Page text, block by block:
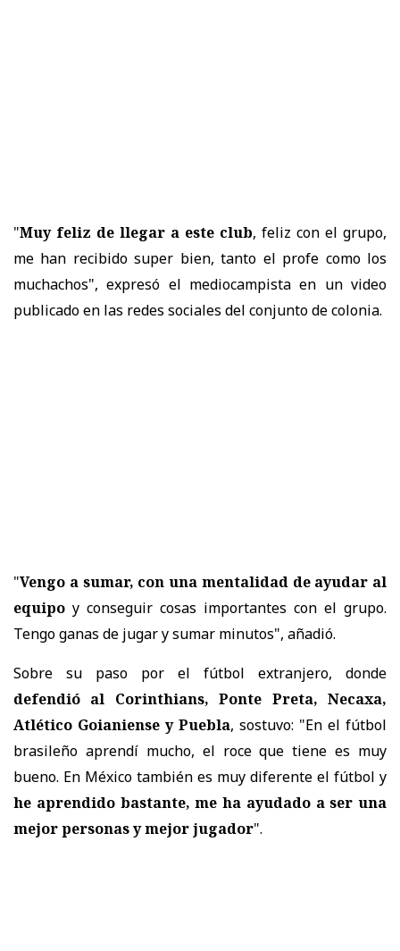
"Muy feliz de llegar a este club, feliz con el grupo,
me han recibido super bien, tanto el profe como los
muchachos", expresó el mediocampista en un video
publicado en las redes sociales del conjunto de colonia.
"Vengo a sumar, con una mentalidad de ayudar al
equipo y conseguir cosas importantes con el grupo.
Tengo ganas de jugar y sumar minutos", añadió.
Sobre su paso por el fútbol extranjero, donde
defendió al Corinthians, Ponte Preta, Necaxa,
Atlético Goianiense y Puebla, sostuvo: "En el fútbol
brasileño aprendí mucho, el roce que tiene es muy
bueno. En México también es muy diferente el fútbol y
he aprendido bastante, me ha ayudado a ser una
mejor personas y mejor jugador".